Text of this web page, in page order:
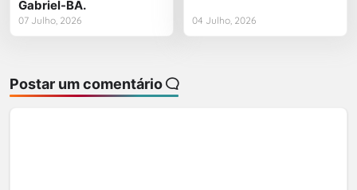
Gabriel-BA.
07 Julho, 2026 04 Julho, 2026
Postar um comentário